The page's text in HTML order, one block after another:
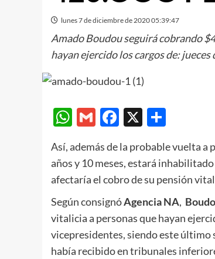
lunes 7 de diciembre de 2020 05:39:47
Amado Boudou seguirá cobrando
hayan ejercido los cargos de:
WhatsApp
GmailFacebook
X
Así, además de la probable vuelta
años y 10 meses, estará
afectaría el cobro de su pensión
Según consignóAgencia NA,
vitalicia a personas que hayan
vicepresidentes, siendo este último
había recibido en tribunales